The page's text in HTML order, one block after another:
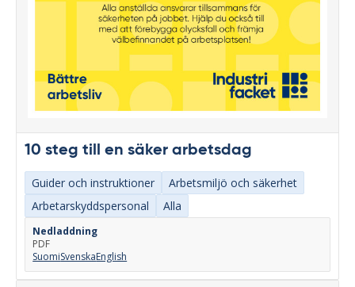
10 steg till en säker arbetsdag
Guider och instruktioner
Arbetsmiljö och säkerhet
Arbetarskyddspersonal
Alla
Nedladdning
PDF
SuomiSvenskaEnglish